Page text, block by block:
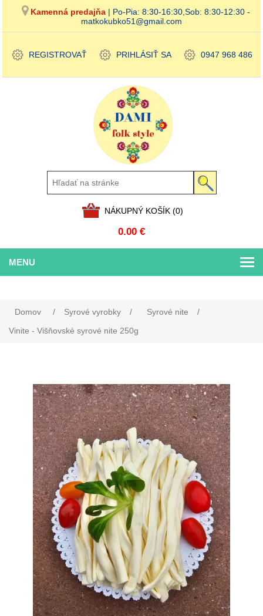
Kamenná predajňa | Po-Pia: 8:30-16:30,Sob: 8:30-12:30 -
matkokubko51@gmail.com
REGISTROVAŤ PRIHLÁSIŤ SA 0947 968 486
NÁKUPNÝ KOŠÍK (0)
0.00 €
MENU
Domov / Syrové vyrobky / Syrové nite
/
Vinite - Višňovské syrové nite 250g